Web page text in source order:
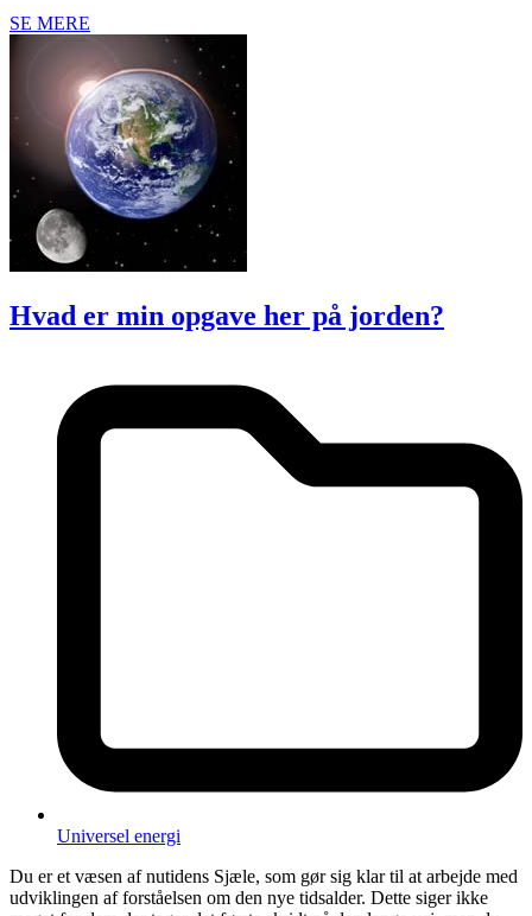
SE MERE
Hvad er min opgave her på jorden?
Universel energi
Du er et væsen af nutidens Sjæle, som gør sig klar til at arbejde med
udviklingen af forståelsen om den nye tidsalder. Dette siger ikke